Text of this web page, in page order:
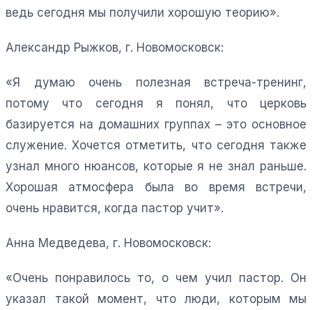
ведь сегодня мы получили хорошую теорию».
Александр Рыжков, г. Новомосковск:
«Я думаю очень полезная встреча-тренинг,
потому что сегодня я понял, что церковь
базируется на домашних группах – это основное
служение. Хочется отметить, что сегодня также
узнал много нюансов, которые я не знал раньше.
Хорошая атмосфера была во время встречи,
очень нравится, когда пастор учит».
Анна Медведева, г. Новомосковск:
«Очень понравилось то, о чем учил пастор. Он
указал такой момент, что люди, которым мы